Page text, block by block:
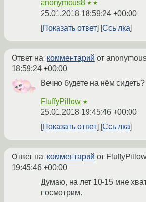
anonymous8 ★★
25.01.2018 18:59:24 +00:00
Показать ответ
Ссылка
Ответ на: комментарий от
18:59:24 +00:00
Вечно будете на нём сидеть?
FluffyPillow ★
25.01.2018 19:45:46 +00:00
Показать ответ
Ссылка
Ответ на: комментарий от FluffyPillow
19:45:46 +00:00
Думаю, на лет 10-15 мне
посмотрим.